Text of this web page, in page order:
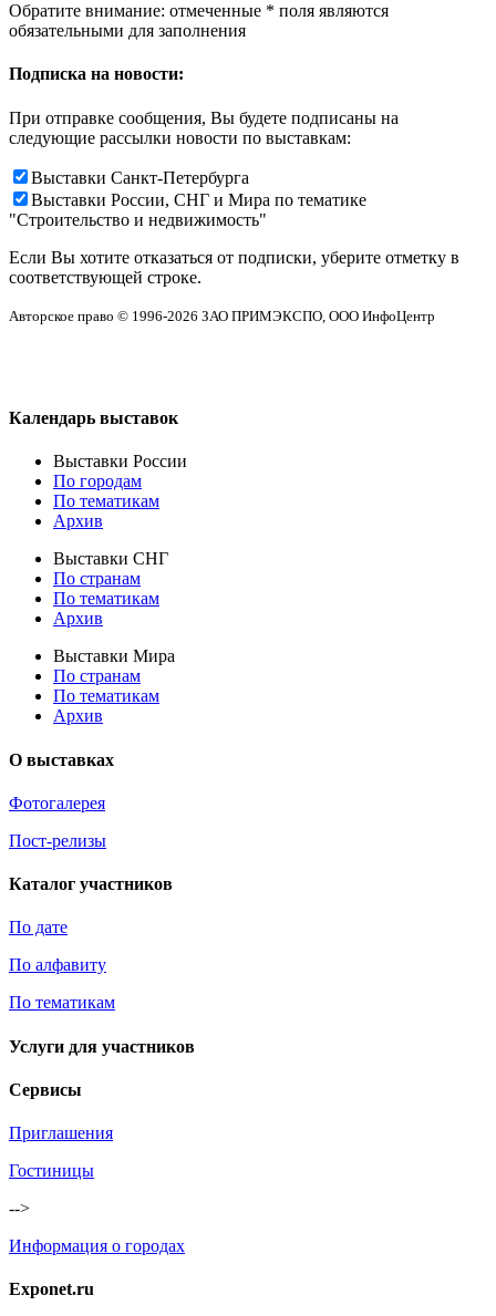
Обратите внимание: отмеченные * поля являются
обязательными для заполнения
Подписка на новости:
При отправке сообщения, Вы будете подписаны на
следующие рассылки новости по выставкам:
Выставки Санкт-Петербурга
Выставки России, СНГ и Мира по тематике
"Строительство и недвижимость"
Если Вы хотите отказаться от подписки, уберите отметку в
соответствующей строке.
Авторское право © 1996-2026 ЗАО ПРИМЭКСПО, ООО ИнфоЦентр
Календарь выставок
Выставки России
По городам
По тематикам
Архив
Выставки СНГ
По странам
По тематикам
Архив
Выставки Мира
По странам
По тематикам
Архив
О выставках
Фотогалерея
Пост-релизы
Каталог участников
По дате
По алфавиту
По тематикам
Услуги для участников
Сервисы
Приглашения
Гостиницы
-->
Информация о городах
Exponet.ru